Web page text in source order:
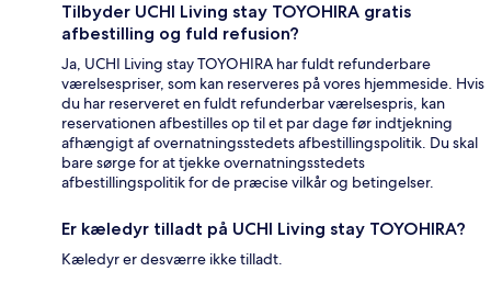
Tilbyder UCHI Living stay TOYOHIRA gratis
afbestilling og fuld refusion?
Ja, UCHI Living stay TOYOHIRA har fuldt refunderbare
værelsespriser, som kan reserveres på vores hjemmeside. Hvis
du har reserveret en fuldt refunderbar værelsespris, kan
reservationen afbestilles op til et par dage før indtjekning
afhængigt af overnatningsstedets afbestillingspolitik. Du skal
bare sørge for at tjekke overnatningsstedets
afbestillingspolitik for de præcise vilkår og betingelser.
Er kæledyr tilladt på UCHI Living stay TOYOHIRA?
Kæledyr er desværre ikke tilladt.